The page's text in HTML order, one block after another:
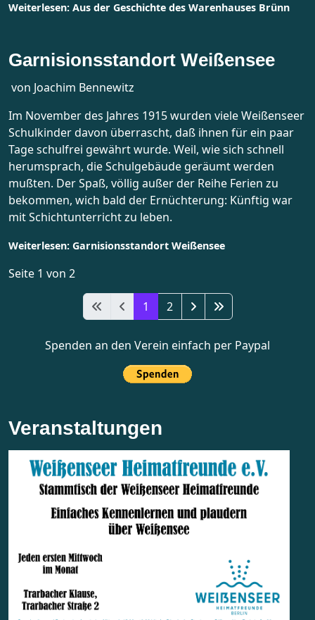
Weiterlesen: Aus der Geschichte des Warenhauses Brünn
Garnisionsstandort Weißensee
von Joachim Bennewitz
Im November des Jahres 1915 wurden viele Weißenseer
Schulkinder davon überrascht, daß ihnen für ein paar
Tage schulfrei gewährt wurde. Weil, wie sich schnell
herumsprach, die Schulgebäude geräumt werden
mußten. Der Spaß, völlig außer der Reihe Ferien zu
bekommen, wich bald der Ernüchterung: Künftig war
mit Schichtunterricht zu leben.
Weiterlesen: Garnisionsstandort Weißensee
Seite 1 von 2
1 2
Spenden an den Verein einfach per Paypal
Veranstaltungen